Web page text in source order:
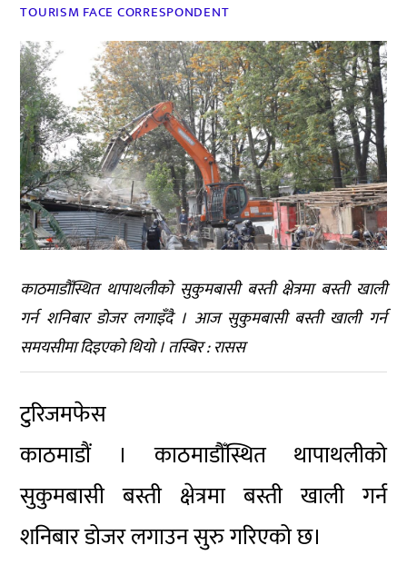
TOURISM FACE CORRESPONDENT
काठमाडौँस्थित थापाथलीको सुकुमबासी बस्ती क्षेत्रमा बस्ती खाली
गर्न शनिबार डाेजर लगाइँदै । आज सुकुमबासी बस्ती खाली गर्न
समयसीमा दिइएकाे थियाे । तस्बिर : रासस
टुरिजमफेस
काठमाडौं।काठमाडौँस्थित थापाथलीको
सुकुमबासी बस्ती क्षेत्रमा बस्ती खाली गर्न
शनिबार डोजर लगाउन सुरु गरिएको छ।